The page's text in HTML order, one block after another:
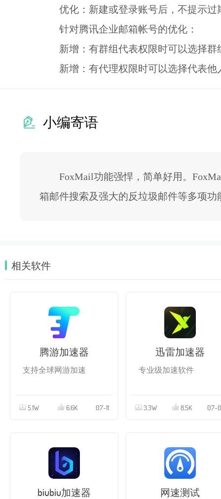
优化：新建或登录账号后，不提示过
针对腾讯企业邮箱帐号的优化：
新增：有群组代表权限时可以选择群
新增：有代理权限时可以选择代表他
小编寄语
FoxMail功能强悍，简单好用。
箱邮件搜索及强大的反垃圾邮件等多项功
相关软件
腾游加速器
支持全球网游加速
5.1W 6.6K 07-11
迅雷加速器
专业级加速软件
3.3W 8.5K 07-
biubiu加速器 网速测试